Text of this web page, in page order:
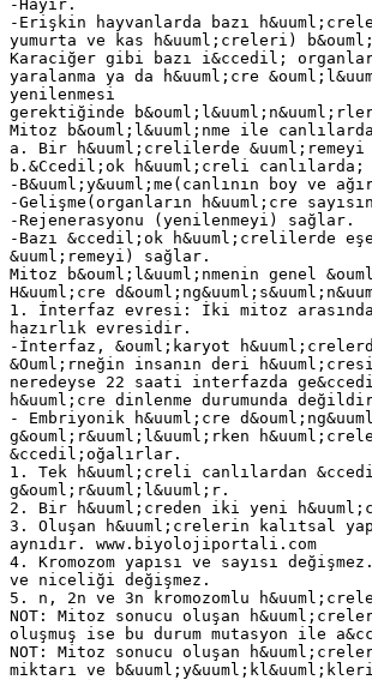
-Hayır.
-Erişkin hayvanlarda bazı
yumurta ve kas h&uuml;creleri)
Karaciğer gibi bazı i&ccedil;
yaralanma ya da h&uuml;cre
yenilenmesi
gerektiğinde
Mitoz b&ouml;l&uuml;nme ile
a. Bir h&uuml;crelilerde
b.&Ccedil;ok h&uuml;creli canlılarda;
-B&uuml;y&uuml;me(canlının boy ve
-Gelişme(organların h&uuml;cre
-Rejenerasyonu (yenilenmeyi) sağlar.
-Bazı &ccedil;ok h&uuml;crelilerde
&uuml;remeyi) sağlar.
Mitoz b&ouml;l&uuml;nmenin genel
H&uuml;cre
1. İnterfaz evresi: İki mitoz arasında
hazırlık evresidir.
-İnterfaz, &ouml;karyot
&Ouml;rneğin insanın deri
neredeyse 22 saati interfazda
h&uuml;cre dinlenme durumunda
- Embriyonik h&uuml;cre
g&ouml;r&uuml;l&uuml;rken
&ccedil;oğalırlar.
1. Tek h&uuml;creli canlılardan
g&ouml;r&uuml;l&uuml;r.
2. Bir h&uuml;creden iki yeni
3. Oluşan h&uuml;crelerin kalıtsal
aynıdır. www.biyolojiportali.com
4. Kromozom yapısı ve sayısı
ve niceliği değişmez.
5. n, 2n ve 3n kromozomlu
NOT: Mitoz sonucu oluşan
oluşmuş ise bu durum mutasyon ile
NOT: Mitoz sonucu oluşan
miktarı ve